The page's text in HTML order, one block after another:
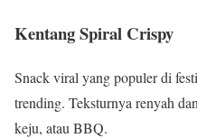
Kentang Spiral Crispy
Snack viral yang populer di
trending. Teksturnya renyah
keju, atau BBQ.